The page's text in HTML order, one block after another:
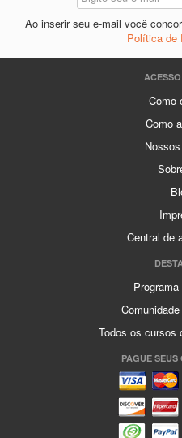
Ao inserir seu e-mail você
Política de
Como
Como
Central de
Todos os cursos
PAGUE SEUS